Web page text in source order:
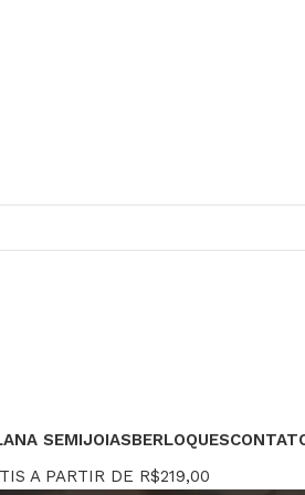
SEMIJOIASBERLOQUES
A PARTIR DE R$219,00